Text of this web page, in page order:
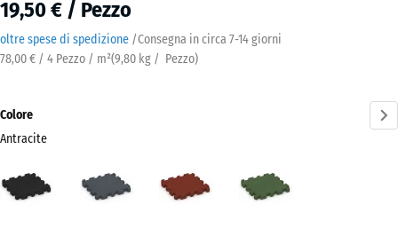
19,50 € / Pezzo
oltre spese di spedizione /Consegna in circa 7-14 giorni
78,00 € / 4 Pezzo / m²(9,80 kg / Pezzo)
Colore
Antracite
(active)
ardesia
mattone